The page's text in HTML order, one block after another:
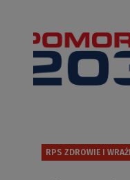
RPS ZDROWIE I